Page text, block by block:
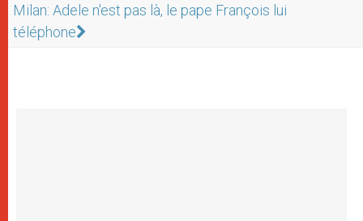
Milan: Adele n'est pas là, le pape François lui
téléphone